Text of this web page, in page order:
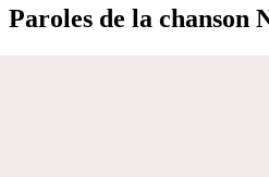
Paroles de la chanson